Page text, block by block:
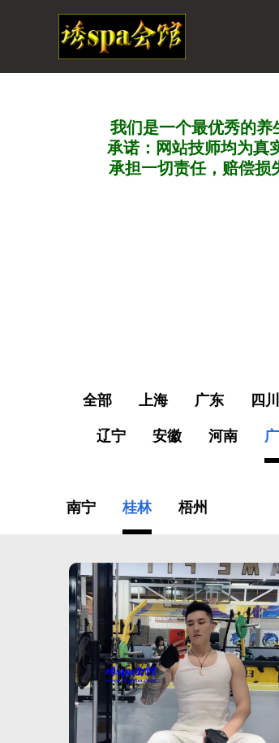
我们是一个最优秀的养
承诺：网站技师均为真
承担一切责任，赔偿损
全部 上海 广东 四川
辽宁 安徽 河南
南宁 桂林 梧州